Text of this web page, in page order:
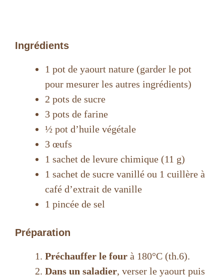
Ingrédients
1 pot de yaourt nature (garder le pot
pour mesurer les autres ingrédients)
2 pots de sucre
3 pots de farine
½ pot d’huile végétale
3 œufs
1 sachet de levure chimique (11 g)
1 sachet de sucre vanillé ou 1 cuillère à
café d’extrait de vanille
1 pincée de sel
Préparation
Préchauffer le four à 180°C (th.6).
Dans un saladier, verser le yaourt puis